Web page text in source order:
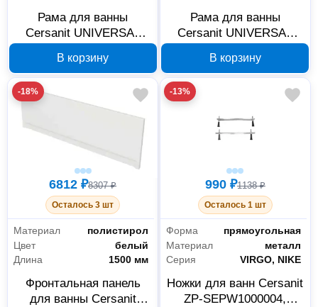
Рама для ванны
Cersanit UNIVERSAL
UNIVERSAL*140-150
В корзину
Рама для ванны
Cersanit UNIVERSAL
UNIVERSAL*160-170
В корзину
-18%
6812 ₽8307 ₽
Осталось 3 шт
Материал
полистирол
Цвет
белый
Длина
1500 мм
Фронтальная панель
для ванны Cersanit
-13%
990 ₽1138 ₽
Осталось 1 шт
Форма
прямоугольная
Материал
металл
Серия
VIRGO, NIKE
Ножки для ванн Cersanit
ZP-SEPW1000004,